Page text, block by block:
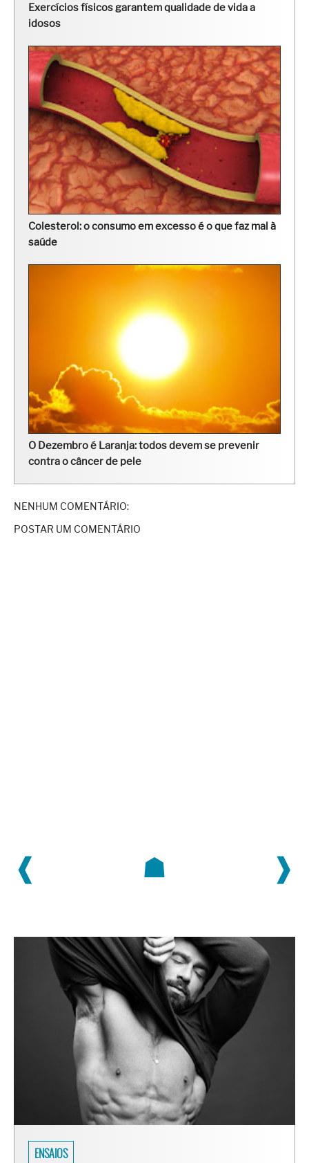
Exercícios físicos garantem qualidade de vida a
idosos
Colesterol: o consumo em excesso é o que faz mal à
saúde
O Dezembro é Laranja: todos devem se prevenir
contra o câncer de pele
NENHUM COMENTÁRIO:
POSTAR UM COMENTÁRIO
❰ ❱
☗
ENSAIOS